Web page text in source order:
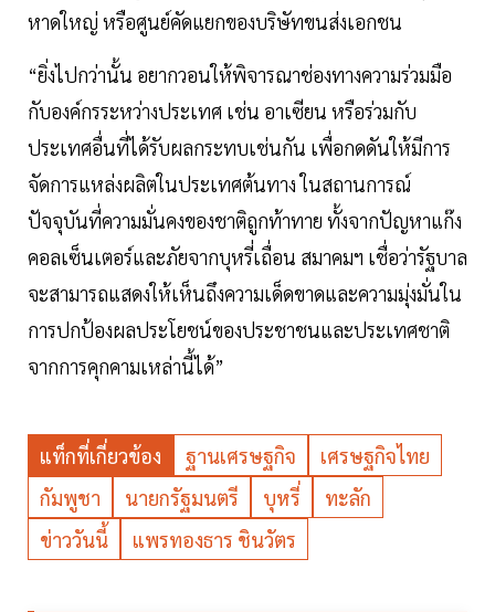
หาดใหญ่ หรือศูนย์คัดแยกของบริษัทขนส่งเอกชน
“ยิ่งไปกว่านั้น อยากวอนให้พิจารณาช่องทางความร่วมมือ
กับองค์กรระหว่างประเทศ เช่น อาเซียน หรือร่วมกับ
ประเทศอื่นที่ได้รับผลกระทบเช่นกัน เพื่อกดดันให้มีการ
จัดการแหล่งผลิตในประเทศต้นทาง ในสถานการณ์
ปัจจุบันที่ความมั่นคงของชาติถูกท้าทาย ทั้งจากปัญหาแก๊ง
คอลเซ็นเตอร์และภัยจากบุหรี่เถื่อน สมาคมฯ เชื่อว่ารัฐบาล
จะสามารถแสดงให้เห็นถึงความเด็ดขาดและความมุ่งมั่นใน
การปกป้องผลประโยชน์ของประชาชนและประเทศชาติ
จากการคุกคามเหล่านี้ได้”
แท็กที่เกี่ยวข้อง ฐานเศรษฐกิจ
เศรษฐกิจไทย
กัมพูชา
นายกรัฐมนตรี บุหรี่
ทะลัก
ข่าววันนี้
แพรทองธาร ชินวัตร